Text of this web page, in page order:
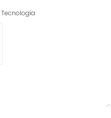
Tecnología